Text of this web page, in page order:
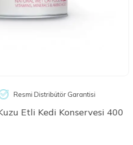
Resmi Distribütör Garantisi
Etli Kedi Konservesi 400